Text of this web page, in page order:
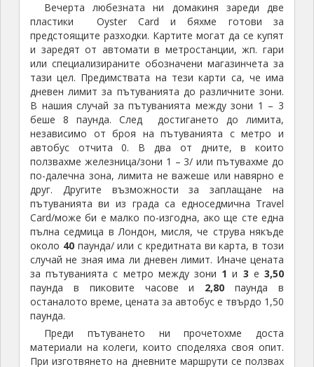
Вечерта любезната ни домакиня зареди две
пластики Oyster Card и бяхме готови за
предстоящите разходки. Картите могат да се купят
и заредят от автомати в метростанции, жп. гари
или специализираните обозначени магазинчета за
тази цел. Предимствата на тези карти са, че има
дневен лимит за пътуванията до различните зони.
В нашия случай за пътуванията между зони 1 – 3
беше 8 паунда. След достигането до лимита,
независимо от броя на пътуванията с метро и
автобус отчита 0. В два от дните, в които
ползвахме железница/зони 1 – 3/ или пътувахме до
по-далечна зона, лимита не важеше или навярно е
друг. Другите възможности за заплащане на
пътуванията ви из града са едноседмична Travel
Card/може би е малко по-изгодна, ако ще сте една
пълна седмица в Лондон, мисля, че струва някъде
около 40паунда/ или с кредитната ви карта, в този
случай не зная има ли дневен лимит. Иначе цената
за пътуванията с метро между зони 1 и 3 е3,50
паунда в пиковите часове и 2,80 паунда в
останалото време, цената за автобус е твърдо 1,50
паунда.
Преди пътуването ни прочетохме доста
материали на колеги, които споделяха своя опит.
При изготвянето на дневните маршрути се ползвах